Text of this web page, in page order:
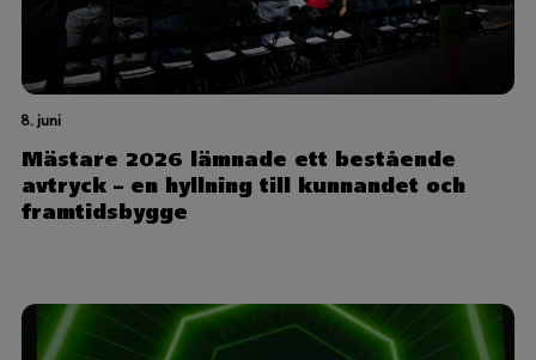
8. juni
Mästare 2026 lämnade ett bestående
avtryck – en hyllning till kunnandet och
framtidsbygge